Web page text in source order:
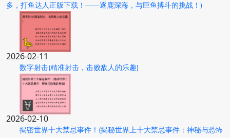
多，打鱼达人正版下载！——逐鹿深海，与巨鱼搏斗的挑战！)
2026-02-11
数字射击(精准射击，击败敌人的乐趣)
2026-02-10
揭密世界十大禁忌事件！(揭秘世界上十大禁忌事件：神秘与恐怖